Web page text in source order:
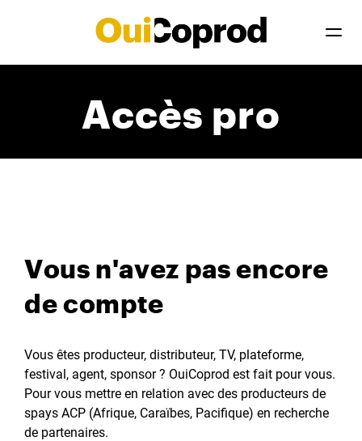
Accès pro
Vous n'avez pas encore
de compte
Vous êtes producteur, distributeur, TV, plateforme,
festival, agent, sponsor ? OuiCoprod est fait pour vous.
Pour vous mettre en relation avec des producteurs de
spays ACP (Afrique, Caraïbes, Pacifique) en recherche
de partenaires.